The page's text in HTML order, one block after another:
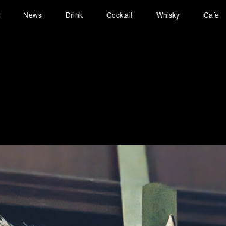
News Drink Cocktail Whisky Cafe